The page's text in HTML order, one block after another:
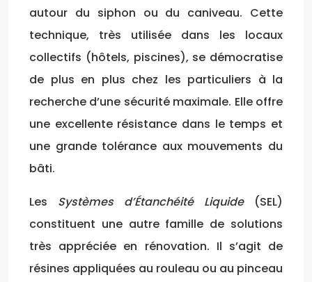
autour du siphon ou du caniveau. Cette
technique, très utilisée dans les locaux
collectifs (hôtels, piscines), se démocratise
de plus en plus chez les particuliers à la
recherche d’une sécurité maximale. Elle offre
une excellente résistance dans le temps et
une grande tolérance aux mouvements du
bâti.
Les Systèmes d’Étanchéité Liquide(SEL)
constituent une autre famille de solutions
très appréciée en rénovation. Il s’agit de
résines appliquées au rouleau ou au pinceau